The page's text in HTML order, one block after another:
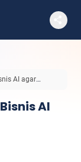
AI agar
AI